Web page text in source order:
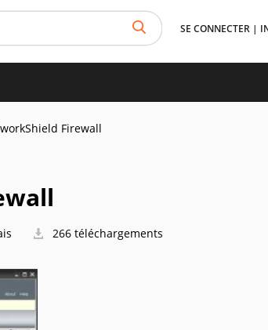
SE CONNECTER |
Firewall
266 téléchargements